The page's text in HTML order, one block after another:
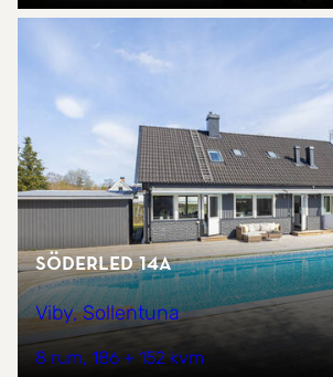
Söderled 14A
Viby, Sollentuna
8 rum 186 + 152 kvm